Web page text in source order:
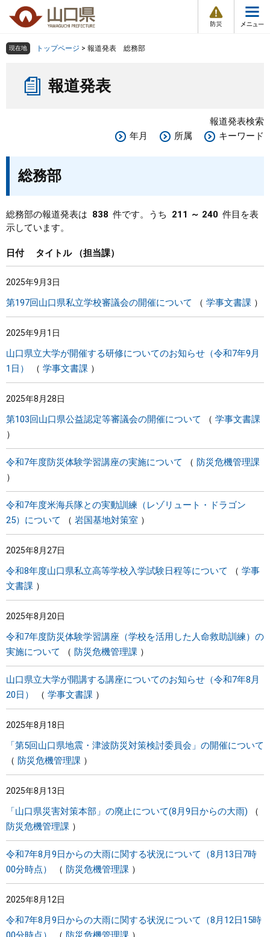
の
ー
メ
組織で探す
Other Languages
くらし・環境
教育・文化・スポーツ
しごと・産業・観光
現在地 トップページ > 報道発表 総務部
報道発表
報道発表検索
年月
所属 キーワード
総務部
総務部の報道発表は 838 件です。うち 211 ～ 240 件目を表
示しています。
日付 タイトル 担当課
2025年9月3日
第197回山口県私立学校審議会の開催について 学事文書課
2025年9月1日
山口県立大学が開催する研修についてのお知らせ（令和7年9月
1日）
学事文書課
2025年8月28日
第103回山口県公益認定等審議会の開催について 学事文書課
令和7年度防災体験学習講座の実施について 防災危機管理課
令和7年度米海兵隊との実動訓練（レゾリュート・ドラゴン
25）について
岩国基地対策室
2025年8月27日
令和8年度山口県私立高等学校入学試験日程等について
学事
文書課
2025年8月20日
令和7年度防災体験学習講座（学校を活用した人命救助訓練）の
実施について
防災危機管理課
山口県立大学が開講する講座についてのお知らせ（令和7年8月
20日）
学事文書課
2025年8月18日
「第5回山口県地震・津波防災対策検討委員会」の開催について
防災危機管理課
2025年8月13日
「山口県災害対策本部」の廃止について(8月9日からの大雨)
防災危機管理課
令和7年8月9日からの大雨に関する状況について（8月13日7時
00分時点）
防災危機管理課
2025年8月12日
令和7年8月9日からの大雨に関する状況について（8月12日15時